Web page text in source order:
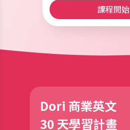
課程開始
Dori 商業英文
30 天學習計畫